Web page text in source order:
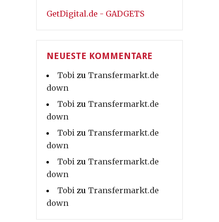
GetDigital.de - GADGETS
NEUESTE KOMMENTARE
Tobi zu Transfermarkt.de
down
Tobi zu Transfermarkt.de
down
Tobi zu Transfermarkt.de
down
Tobi zu Transfermarkt.de
down
Tobi zu Transfermarkt.de
down